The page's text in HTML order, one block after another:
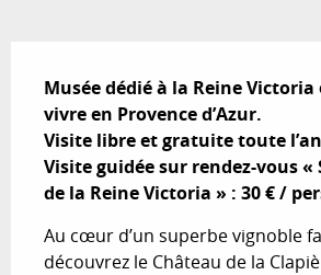
Musée dédié à la Reine Victoria
vivre en Provence d’Azur.
Visite libre et gratuite toute
Visite guidée sur rendez-vous «
de la Reine Victoria » : 30 € /
Au cœur d’un superbe vignoble
découvrez le Château de la